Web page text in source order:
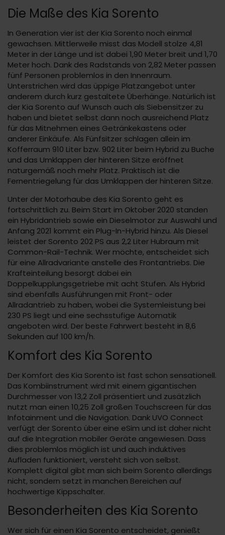
Die Maße des Kia Sorento
In Generation vier ist der Kia Sorento noch einmal
gewachsen. Mittlerweile misst das Modell stolze 4,81
Meter in der Länge und ist dabei 1,90 Meter breit und 1,70
Meter hoch. Dank des Radstands von 2,82 Meter passen
fünf Personen problemlos in den Innenraum.
Unterstrichen wird das üppige Platzangebot unter
anderem durch kurz gestaltete Überhänge. Natürlich ist
der Kia Sorento auf Wunsch auch als Siebensitzer zu
haben und bietet selbst dann noch ausreichend Platz
für das Mitnehmen eines Getränkekastens oder
anderer Einkäufe. Als Fünfsitzer schlagen allein im
Kofferraum 910 Liter bzw. 902 Liter beim Hybrid zu Buche
und das Umklappen der hinteren Sitze eröffnet
naturgemäß noch mehr Platz. Praktisch ist die
Fernentriegelung für das Umklappen der hinteren Sitze.
Unter der Motorhaube des Kia Sorento geht es
fortschrittlich zu. Beim Start im Oktober 2020 standen
ein Hybridantrieb sowie ein Dieselmotor zur Auswahl und
Anfang 2021 kommt ein Plug-In-Hybrid hinzu. Als Diesel
leistet der Sorento 202 PS aus 2,2 Liter Hubraum mit
Common-Rail-Technik. Wer möchte, entscheidet sich
für eine Allradvariante anstelle des Frontantriebs. Die
Krafteinteilung besorgt dabei ein
Doppelkupplungsgetriebe mit acht Stufen. Als Hybrid
sind ebenfalls Ausführungen mit Front- oder
Allradantrieb zu haben, wobei die Systemleistung bei
230 PS liegt und eine sechsstufige Automatik
angeboten wird. Der beste Fahrwert besteht in 8,6
Sekunden auf 100 km/h.
Komfort des Kia Sorento
Der Komfort des Kia Sorento ist fast schon sensationell.
Das Kombiinstrument wird mit einem gigantischen
Durchmesser von 13,2 Zoll präsentiert und zusätzlich
nutzt man einen 10,25 Zoll großen Touchscreen für das
Infotainment und die Navigation. Dank UVO Connect
verfügt der Sorento über eine eSim und ist daher nicht
auf die Integration mobiler Geräte angewiesen. Dass
dies problemlos möglich ist und auch induktives
Aufladen funktioniert, versteht sich von selbst.
Komplett digital gibt man sich beim Sorento allerdings
nicht, sondern setzt in manchen Bereichen auf
hochwertige Kippschalter.
Besonderheiten des Kia Sorento
Wer sich für einen Kia Sorento entscheidet, genießt